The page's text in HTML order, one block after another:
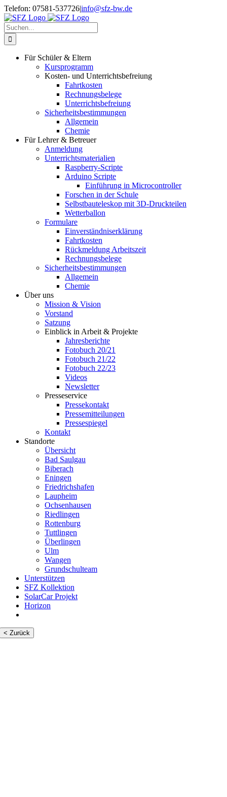
Zum
Inhalt
springen
Telefon: 07581-537726|info@sfz-bw.de
Suche
nach:
Für Schüler & Eltern
Kursprogramm
Kosten- und Unterrichtsbefreiung
Fahrtkosten
Rechnungsbelege
Unterrichtsbefreiung
Sicherheitsbestimmungen
Allgemein
Chemie
Für Lehrer & Betreuer
Anmeldung
Unterrichtsmaterialien
Raspberry-Scripte
Arduino Scripte
Einführung in Microcontroller
Forschen in der Schule
Selbstbauteleskop mit 3D-Druckteilen
Wetterballon
Formulare
Einverständniserklärung
Fahrtkosten
Rückmeldung Arbeitszeit
Rechnungsbelege
Sicherheitsbestimmungen
Allgemein
Chemie
Über uns
Mission & Vision
Vorstand
Satzung
Einblick in Arbeit & Projekte
Jahresberichte
Fotobuch 20/21
Fotobuch 21/22
Fotobuch 22/23
Videos
Newsletter
Presseservice
Pressekontakt
Pressemitteilungen
Pressespiegel
Kontakt
Standorte
Übersicht
Bad Saulgau
Biberach
Eningen
Friedrichshafen
Laupheim
Ochsenhausen
Riedlingen
Rottenburg
Tuttlingen
Überlingen
Ulm
Wangen
Grundschulteam
Unterstützen
SFZ Kollektion
SolarCar Projekt
Horizon
< Zurück